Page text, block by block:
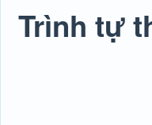
Trình tự